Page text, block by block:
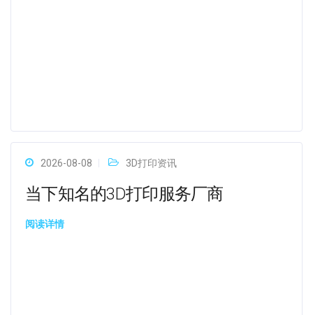
2026-08-08 3D打印资讯
当下知名的3D打印服务厂商
阅读详情